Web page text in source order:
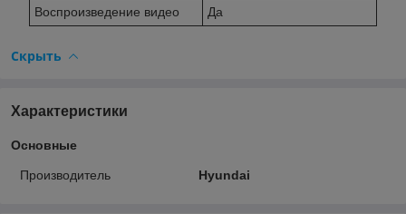
Воспроизведение видео
Да
Скрыть
Характеристики
Основные
Производитель Hyundai